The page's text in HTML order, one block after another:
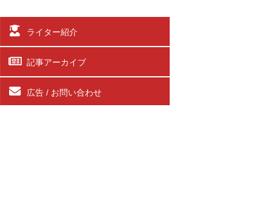
ライター紹介
記事アーカイブ
広告 / お問い合わせ